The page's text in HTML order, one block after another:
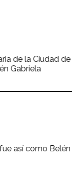
de la Ciudad de
Gabriela
así como Belén